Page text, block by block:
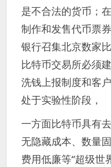
是不合法的货币；
制作和发售代币票
银行召集北京数家
比特币交易所必须
洗钱上报制度和客
处于实验性阶段，
一方面比特币具有
无隐藏成本、数量
费用低廉等“超级世